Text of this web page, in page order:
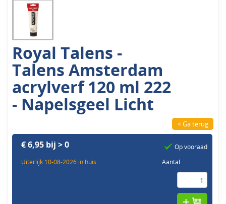
Royal Talens -
Talens Amsterdam
acrylverf 120 ml 222
- Napelsgeel Licht
< Ga terug
€ 6,95 bij > 0
Uiterlijk 10-08-2026 in huis.
Op vooraad
Aantal